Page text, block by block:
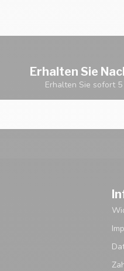
Erhalten Sie
Erhalten Sie sofort